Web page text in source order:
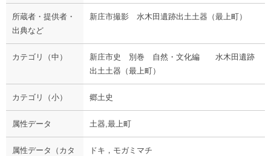
所蔵者・提供者・
出典など
新庄市撮影 水木田遺跡出土土器（最上町）
カテゴリ（中）
新庄市史 別巻 自然・文化編 水木田遺跡
出土土器（最上町）
カテゴリ（小） 郷土史
属性データ 土器,最上町
属性データ（カタ
ドキ，モガミマチ